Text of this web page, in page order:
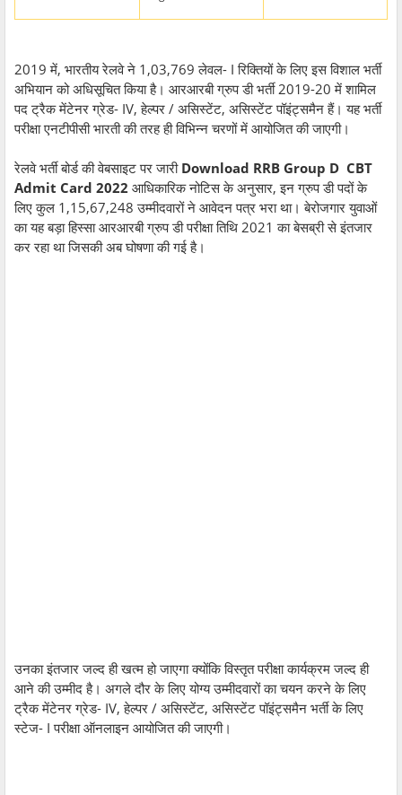
2019 में, भारतीय रेलवे ने 1,03,769 लेवल- I रिक्तियों के लिए इस विशाल भर्ती
अभियान को अधिसूचित किया है। आरआरबी ग्रुप डी भर्ती 2019-20 में शामिल
पद ट्रैक मेंटेनर ग्रेड- IV, हेल्पर / असिस्टेंट, असिस्टेंट पॉइंट्समैन हैं। यह भर्ती
परीक्षा एनटीपीसी भारती की तरह ही विभिन्न चरणों में आयोजित की जाएगी।
रेलवे भर्ती बोर्ड की वेबसाइट पर जारी Download RRB Group D CBT
Admit Card 2022 आधिकारिक नोटिस के अनुसार, इन ग्रुप डी पदों के
लिए कुल 1,15,67,248 उम्मीदवारों ने आवेदन पत्र भरा था। बेरोजगार युवाओं
का यह बड़ा हिस्सा आरआरबी ग्रुप डी परीक्षा तिथि 2021 का बेसब्री से इंतजार
कर रहा था जिसकी अब घोषणा की गई है।
उनका इंतजार जल्द ही खत्म हो जाएगा क्योंकि विस्तृत परीक्षा कार्यक्रम जल्द ही
आने की उम्मीद है। अगले दौर के लिए योग्य उम्मीदवारों का चयन करने के लिए
ट्रैक मेंटेनर ग्रेड- IV, हेल्पर / असिस्टेंट, असिस्टेंट पॉइंट्समैन भर्ती के लिए
स्टेज- I परीक्षा ऑनलाइन आयोजित की जाएगी।